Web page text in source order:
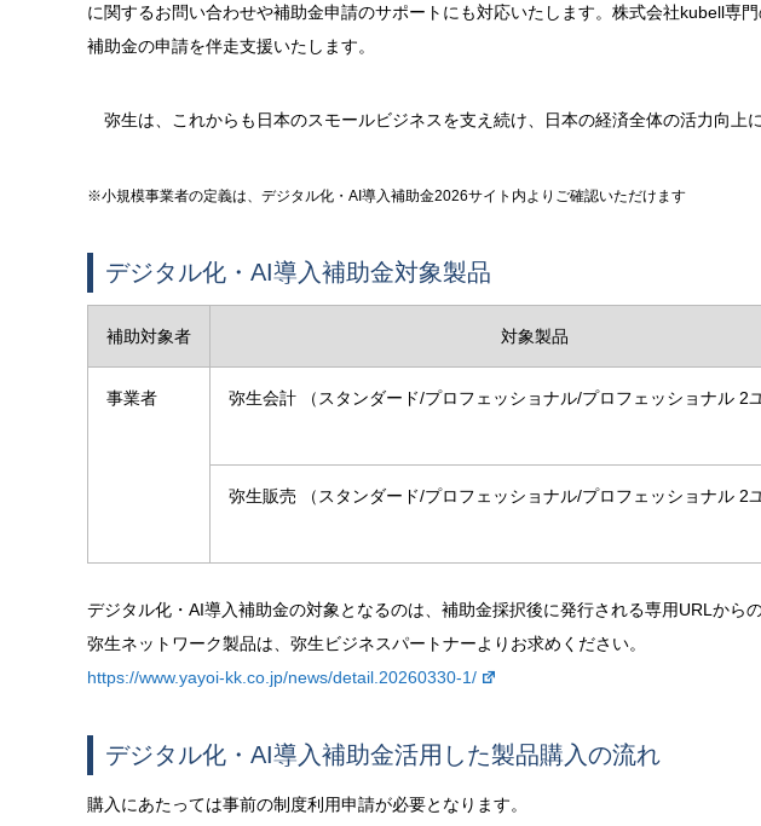
に関するお問い合わせや補助金申請のサポートにも対応いたします。株式会社kubell専
補助金の申請を伴走支援いたします。
弥生は、これからも日本のスモールビジネスを支え続け、日本の経済全体の活力向上
※小規模事業者の定義は、デジタル化・AI導入補助金2026サイト内よりご確認いただけます
デジタル化・AI導入補助金対象製品
補助対象者 対象製品
事業者 弥生会計 （スタンダード/プロフェッショナル/プロフェッショナル 2
弥生販売 （スタンダード/プロフェッショナル/プロフェッショナル 2
デジタル化・AI導入補助金の対象となるのは、補助金採択後に発行される専用URLから
弥生ネットワーク製品は、弥生ビジネスパートナーよりお求めください。
https://www.yayoi-kk.co.jp/news/detail.20260330-1/
デジタル化・AI導入補助金活用した製品購入の流れ
購入にあたっては事前の制度利用申請が必要となります。